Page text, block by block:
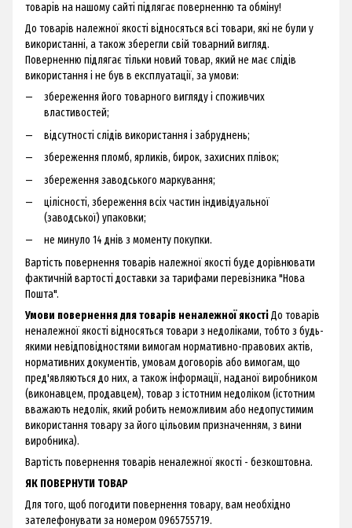
товарів на нашому сайті підлягає поверненню та обміну!
До товарів належної якості відносяться всі товари, які не були у
використанні, а також зберегли свій товарний вигляд.
Поверненню підлягає тільки новий товар, який не має слідів
використання і не був в експлуатації, за умови:
збереження його товарного вигляду і споживчих
властивостей;
відсутності слідів використання і забруднень;
збереження пломб, ярликів, бирок, захисних плівок;
збереження заводського маркування;
цілісності, збереження всіх частин індивідуальної
(заводської) упаковки;
не минуло 14 днів з моменту покупки.
Вартість повернення товарів належної якості буде дорівнювати
фактичній вартості доставки за тарифами перевізника "Нова
Пошта".
Умови повернення для товарів неналежної якостіДо товарів
неналежної якості відносяться товари з недоліками, тобто з будь-
якими невідповідностями вимогам нормативно-правових актів,
нормативних документів, умовам договорів або вимогам, що
пред'являються до них, а також інформації, наданої виробником
(виконавцем, продавцем), товар з істотним недоліком (істотним
вважають недолік, який робить неможливим або недопустимим
використання товару за його цільовим призначенням, з вини
виробника).
Вартість повернення товарів неналежної якості - безкоштовна.
ЯК ПОВЕРНУТИ ТОВАР
Для того, щоб погодити повернення товару, вам необхідно
зателефонувати за номером 0965755719.